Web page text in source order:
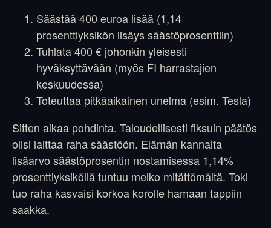
Säästää 400 euroa lisää (1,14
prosenttiyksikön lisäys säästöprosenttiin)
Tuhlata 400 € johonkin yleisesti
hyväksyttävään (myös FI harrastajien
keskuudessa)
Toteuttaa pitkäaikainen unelma (esim. Tesla)
Sitten alkaa pohdinta. Taloudellisesti fiksuin päätös
olisi laittaa raha säästöön. Elämän kannalta
lisäarvo säästöprosentin nostamisessa 1,14%
prosenttiyksiköllä tuntuu melko mitättömältä. Toki
tuo raha kasvaisi korkoa korolle hamaan tappiin
saakka.